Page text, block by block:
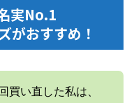
実No.1
がおすすめ！
買い直した私は、